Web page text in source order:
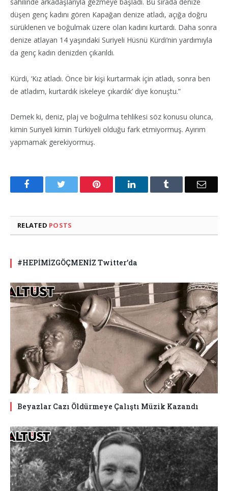
düşen genç kadını gören Kapağan denize atladı, açığa doğru
sürüklenen ve boğulmak üzere olan kadını kurtardı. Daha sonra
denize atlayan 14 yaşındaki Suriyeli Hüsnü Kürdi’nin yardımıyla
da genç kadın denizden çıkarıldı.
Kürdi, ‘Kız atladı. Önce bir kişi kurtarmak için atladı, sonra ben
de atladım, kurtardık iskeleye çıkardık’ diye konuştu.”
Demek ki, deniz, plaj ve boğulma tehlikesi söz konusu olunca,
kimin Suriyeli kimin Türkiyeli olduğu fark etmiyormuş. Ayırım
yapmamak gerekiyormuş.
Facebook Pinterest LinkedIn Email
RELATED POSTS
#HEPİMİZGÖÇMENİZ Twitter’da
Beyazlar Cazı Öldürmeye Çalıştı Müzik Kazandı